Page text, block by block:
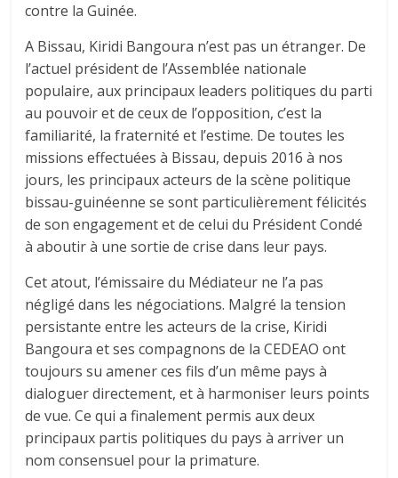
contre la Guinée.
A Bissau, Kiridi Bangoura n’est pas un étranger. De
l’actuel président de l’Assemblée nationale
populaire, aux principaux leaders politiques du parti
au pouvoir et de ceux de l’opposition, c’est la
familiarité, la fraternité et l’estime. De toutes les
missions effectuées à Bissau, depuis 2016 à nos
jours, les principaux acteurs de la scène politique
bissau-guinéenne se sont particulièrement félicités
de son engagement et de celui du Président Condé
à aboutir à une sortie de crise dans leur pays.
Cet atout, l’émissaire du Médiateur ne l’a pas
négligé dans les négociations. Malgré la tension
persistante entre les acteurs de la crise, Kiridi
Bangoura et ses compagnons de la CEDEAO ont
toujours su amener ces fils d’un même pays à
dialoguer directement, et à harmoniser leurs points
de vue. Ce qui a finalement permis aux deux
principaux partis politiques du pays à arriver un
nom consensuel pour la primature.